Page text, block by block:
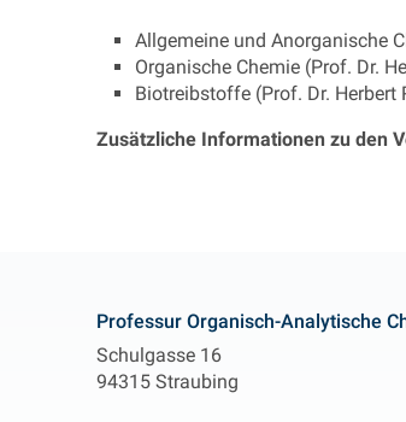
Allgemeine und Anorganische
Organische Chemie (Prof. Dr.
Biotreibstoffe (Prof. Dr. Herbert
Zusätzliche Informationen zu den
Contact
Professur Organisch-Analytische
Schulgasse 16
94315 Straubing